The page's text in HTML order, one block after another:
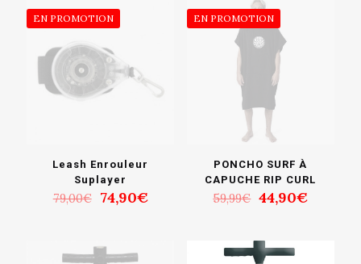
EN PROMOTION
Leash Enrouleur
Suplayer
79,00€
Le
était :
79,00€.
74,90€Le
EN PROMOTION
PONCHO SURF À
CAPUCHE RIP CURL
59,99€ Le
était :
59,99€.
44,90€Le